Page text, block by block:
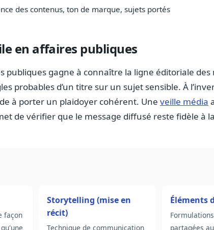
des contenus, ton de marque, sujets portés
en affaires publiques
publiques gagne à connaître la ligne éditoriale des
probables d’un titre sur un sujet sensible. À
à porter un plaidoyer cohérent. Une veille média
de vérifier que le message diffusé reste fidèle à
façon
Storytelling (mise en
récit)
Technique de communication
Éléments
partagées